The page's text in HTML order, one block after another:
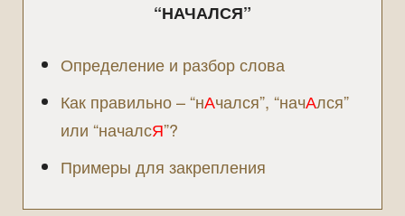
“НАЧАЛСЯ”
Определение и разбор слова
Как правильно – “нАчался”, “начАлся”
или “началсЯ”?
Примеры для закрепления